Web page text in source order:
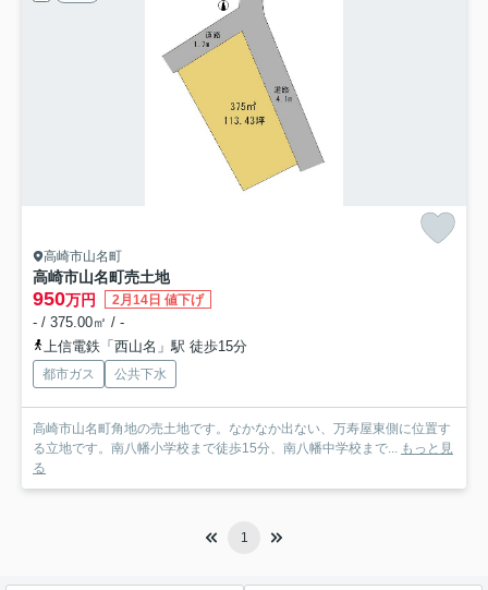
高崎市山名町
高崎市山名町売土地
950万円 2月14日 値下げ
- / 375.00㎡ / -
上信電鉄「西山名」駅 徒歩15分
都市ガス 公共下水
高崎市山名町角地の売土地です。なかなか出ない、万寿屋東側に位置す
る立地です。南八幡小学校まで徒歩15分、南八幡中学校まで... もっと見
る
1